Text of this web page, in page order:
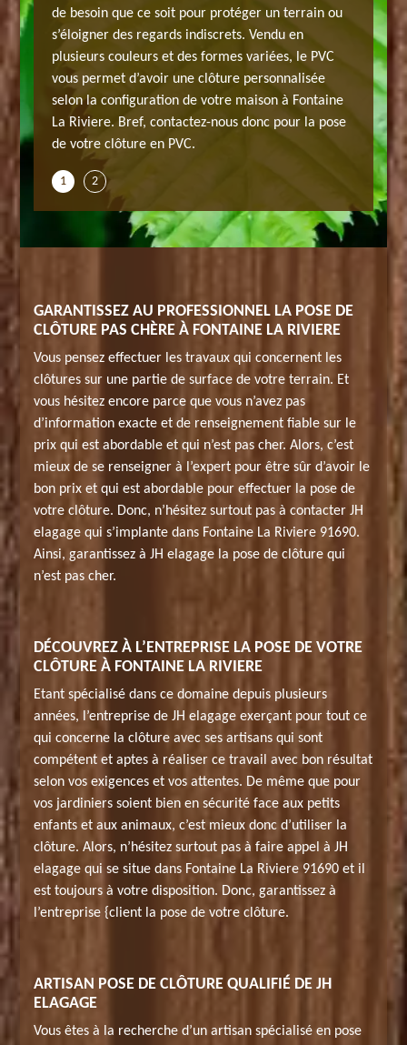
peur
de besoin que ce soit pour protéger un terrain ou
s’éloigner des regards indiscrets. Vendu en
plusieurs couleurs et des formes variées, le PVC
vous permet d’avoir une clôture personnalisée
selon la configuration de votre maison à Fontaine
La Riviere. Bref, contactez-nous donc pour la pose
de votre clôture en PVC.
idéale
terrain.
à
plus
clôture
de
1 2
GARANTISSEZ AU PROFESSIONNEL LA POSE DE
CLÔTURE PAS CHÈRE À FONTAINE LA RIVIERE
Vous pensez effectuer les travaux qui concernent les
clôtures sur une partie de surface de votre terrain. Et
vous hésitez encore parce que vous n’avez pas
d’information exacte et de renseignement fiable sur le
prix qui est abordable et qui n’est pas cher. Alors, c’est
mieux de se renseigner à l’expert pour être sûr d’avoir le
bon prix et qui est abordable pour effectuer la pose de
votre clôture. Donc, n’hésitez surtout pas à contacter JH
elagage qui s’implante dans Fontaine La Riviere 91690.
Ainsi, garantissez à JH elagage la pose de clôture qui
n’est pas cher.
DÉCOUVREZ À L’ENTREPRISE LA POSE DE VOTRE
CLÔTURE À FONTAINE LA RIVIERE
Etant spécialisé dans ce domaine depuis plusieurs
années, l’entreprise de JH elagage exerçant pour tout ce
qui concerne la clôture avec ses artisans qui sont
compétent et aptes à réaliser ce travail avec bon résultat
selon vos exigences et vos attentes. De même que pour
vos jardiniers soient bien en sécurité face aux petits
enfants et aux animaux, c’est mieux donc d’utiliser la
clôture. Alors, n’hésitez surtout pas à faire appel à JH
elagage qui se situe dans Fontaine La Riviere 91690 et il
est toujours à votre disposition. Donc, garantissez à
l’entreprise {client la pose de votre clôture.
ARTISAN POSE DE CLÔTURE QUALIFIÉ DE JH
ELAGAGE
Vous êtes à la recherche d’un artisan spécialisé en pose